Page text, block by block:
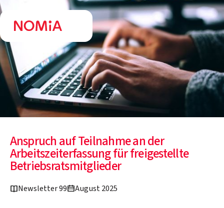
Anspruch auf Teilnahme an der
Arbeitszeiterfassung für freigestellte
Betriebsratsmitglieder
Newsletter 99 August 2025